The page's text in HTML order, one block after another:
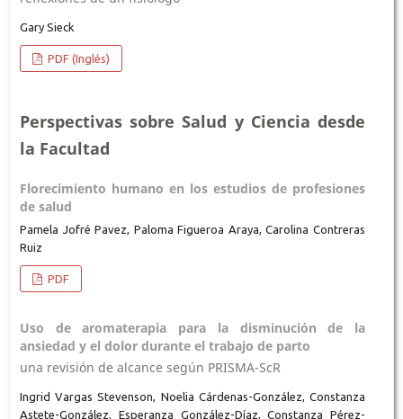
Gary Sieck
PDF (Inglés)
Perspectivas sobre Salud y Ciencia desde
la Facultad
Florecimiento humano en los estudios de profesiones
de salud
Pamela Jofré Pavez, Paloma Figueroa Araya, Carolina Contreras
Ruiz
PDF
Uso de aromaterapia para la disminución de la
ansiedad y el dolor durante el trabajo de parto
una revisión de alcance según PRISMA-ScR
Ingrid Vargas Stevenson, Noelia Cárdenas-González, Constanza
Astete-González, Esperanza González-Díaz, Constanza Pérez-